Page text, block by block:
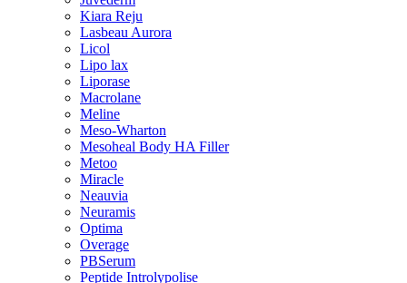
Kiara Reju
Lasbeau Aurora
Licol
Lipo lax
Liporase
Macrolane
Meline
Meso-Wharton
Mesoheal Body HA Filler
Metoo
Miracle
Neauvia
Neuramis
Optima
Overage
PBSerum
Peptide Introlypolise